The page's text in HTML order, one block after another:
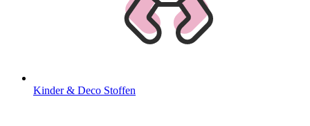
Kinder & Deco Stoffen